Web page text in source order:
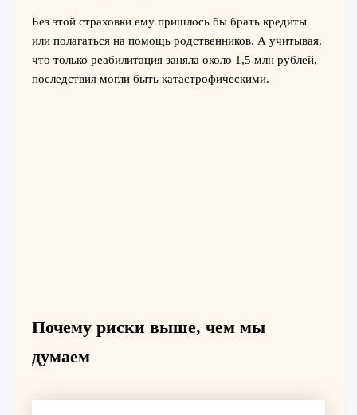
Без этой страховки ему пришлось бы брать кредиты
или полагаться на помощь родственников. А учитывая,
что только реабилитация заняла около 1,5 млн рублей,
последствия могли быть катастрофическими.
Почему риски выше, чем мы
думаем